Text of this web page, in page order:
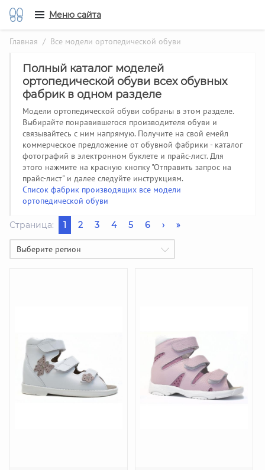
Меню сайта
Главная / Все модели ортопедической обуви
Полный каталог моделей
ортопедической обуви всех обувных
фабрик в одном разделе
Модели ортопедической обуви собраны в этом разделе.
Выбирайте понравившегося производителя обуви и
связывайтесь с ним напрямую. Получите на свой емейл
коммерческое предложение от обувной фабрики - каталог
фотографий в электронном буклете и прайс-лист. Для
этого нажмите на красную кнопку "Отправить запрос на
прайс-лист" и далее следуйте инструкциям.
Список фабрик производящих все модели
ортопедической обуви
Страница: 1 2 3 4 5 6 › »
Выберите регион